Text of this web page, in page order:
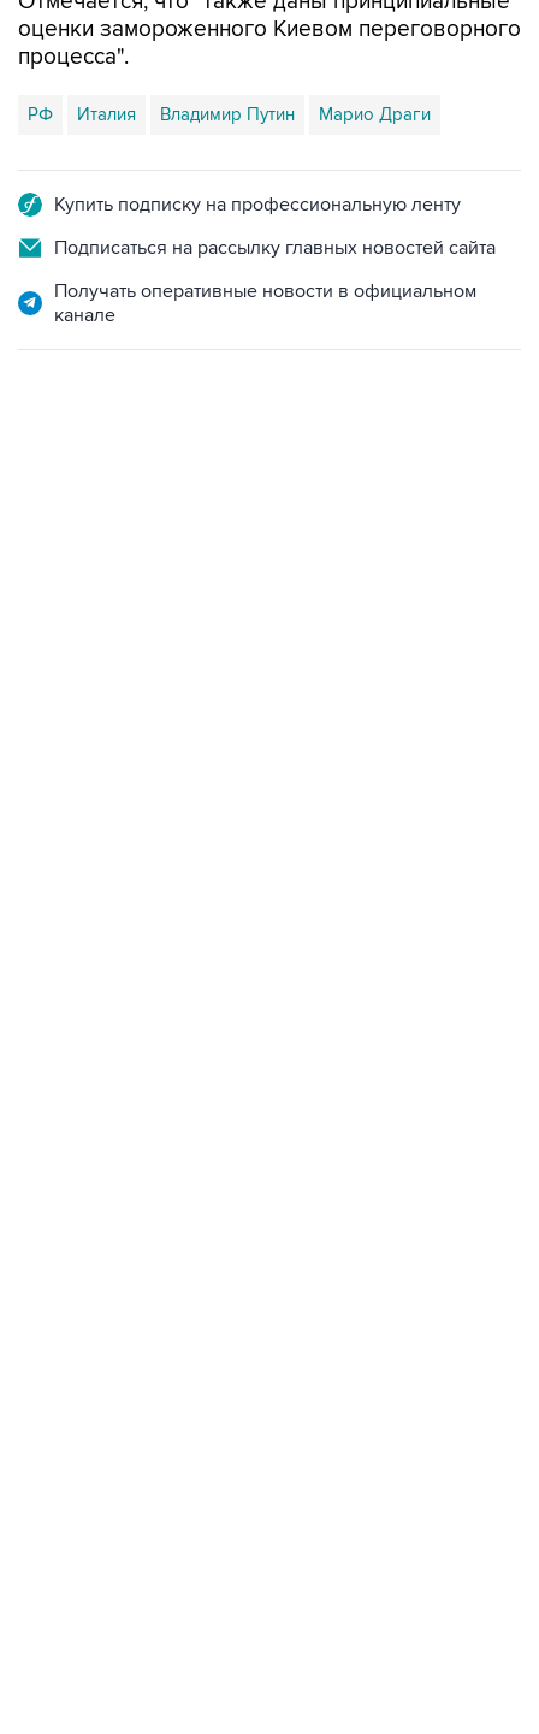
оценки замороженного Киевом переговорного
процесса".
РФ Италия Владимир Путин Марио Драги
Купить подписку на профессиональную ленту
Подписаться на рассылку главных новостей сайта
Получать оперативные новости в официальном
канале